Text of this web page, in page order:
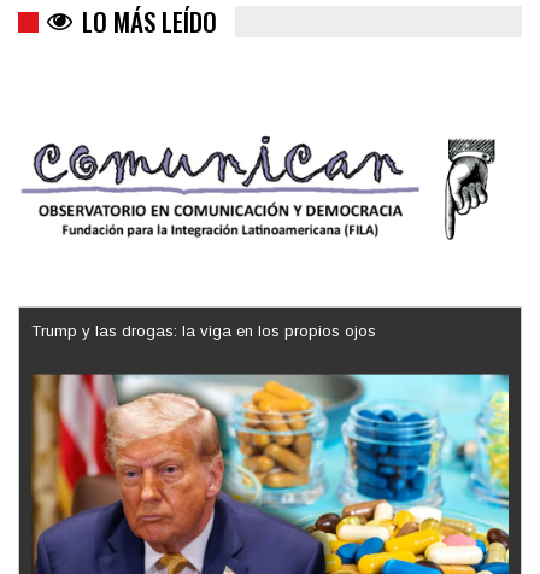
LO MÁS LEÍDO
Trump y las drogas: la viga en los propios ojos